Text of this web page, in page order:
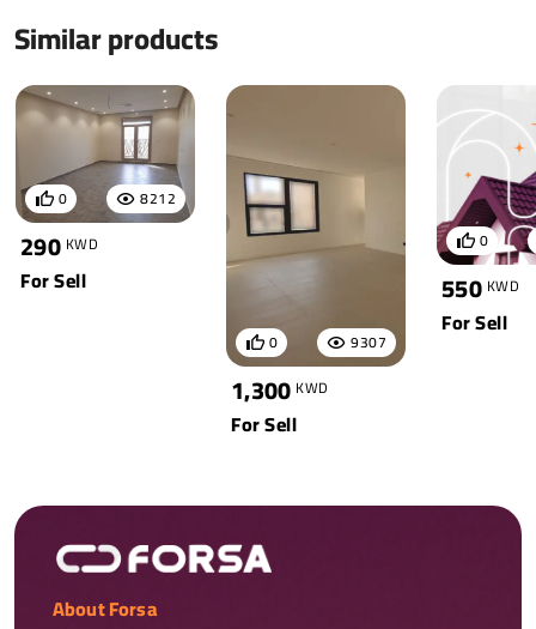
Similar products
8212
0
290 KWD
For Sell
9307
0
1,300 KWD
For Sell
0
550 KWD
For Sell
About Forsa